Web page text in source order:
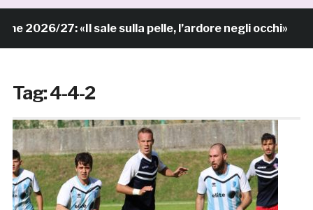
2026/27: «Il sale sulla pelle, l’ardore negli occhi»
Tag:4-4-2